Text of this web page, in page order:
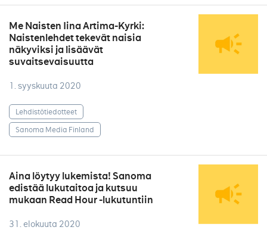
Me Naisten Iina Artima-Kyrki:
Naistenlehdet tekevät naisia
näkyviksi ja lisäävät
suvaitsevaisuutta
1. syyskuuta 2020
Lehdistötiedotteet
Sanoma Media Finland
Aina löytyy lukemista! Sanoma
edistää lukutaitoa ja kutsuu
mukaan Read Hour -lukutuntiin
31. elokuuta 2020